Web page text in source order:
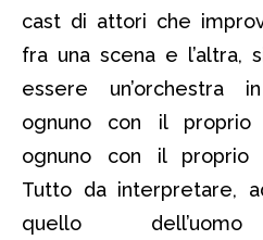
cast di attori che
fra una scena e l’altra,
essere un’orchestra
ognuno con il proprio
ognuno con il proprio
Tutto da interpretare,
quello